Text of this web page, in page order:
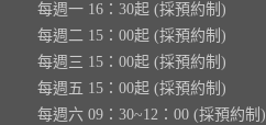
每週一 16：30起 (採預約制)
每週二 15：00起 (採預約制)
每週三 15：00起 (採預約制)
每週五 15：00起 (採預約制)
每週六 09：30~12：00 (採預約制)